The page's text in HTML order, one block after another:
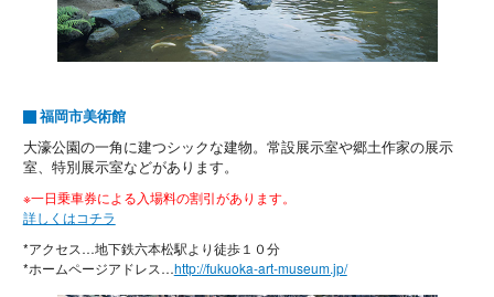
福岡市美術館
大濠公園の一角に建つシックな建物。常設展示室や郷土作家の展示
室、特別展示室などがあります。
※一日乗車券による入場料の割引があります。
詳しくはコチラ
*アクセス…地下鉄六本松駅より徒歩１０分
*ホームページアドレス…http://fukuoka-art-museum.jp/